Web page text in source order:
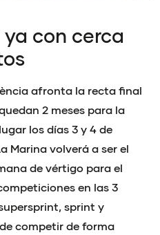
con cerca
afronta la recta final
2 meses para la
los días 3 y 4 de
Marina volverá a ser el
de vértigo para el
en las 3
sprint y
competir de forma